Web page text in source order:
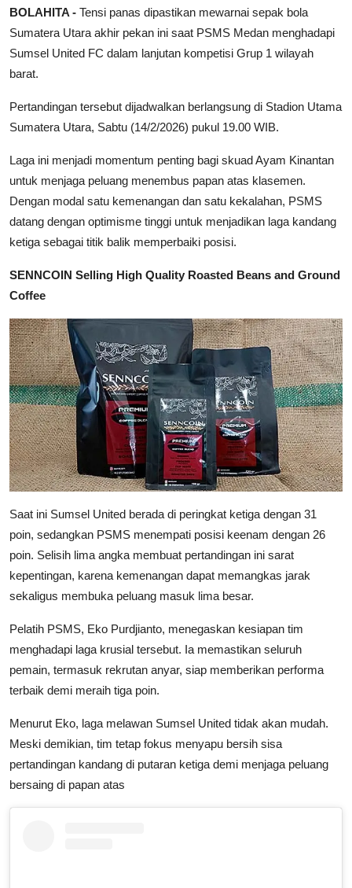
BOLAHITA - Tensi panas dipastikan mewarnai sepak bola
Sumatera Utara akhir pekan ini saat PSMS Medan menghadapi
Sumsel United FC dalam lanjutan kompetisi Grup 1 wilayah
barat.
Pertandingan tersebut dijadwalkan berlangsung di Stadion Utama
Sumatera Utara, Sabtu (14/2/2026) pukul 19.00 WIB.
Laga ini menjadi momentum penting bagi skuad Ayam Kinantan
untuk menjaga peluang menembus papan atas klasemen.
Dengan modal satu kemenangan dan satu kekalahan, PSMS
datang dengan optimisme tinggi untuk menjadikan laga kandang
ketiga sebagai titik balik memperbaiki posisi.
SENNCOIN Selling High Quality Roasted Beans and Ground
Coffee
Saat ini Sumsel United berada di peringkat ketiga dengan 31
poin, sedangkan PSMS menempati posisi keenam dengan 26
poin. Selisih lima angka membuat pertandingan ini sarat
kepentingan, karena kemenangan dapat memangkas jarak
sekaligus membuka peluang masuk lima besar.
Pelatih PSMS, Eko Purdjianto, menegaskan kesiapan tim
menghadapi laga krusial tersebut. Ia memastikan seluruh
pemain, termasuk rekrutan anyar, siap memberikan performa
terbaik demi meraih tiga poin.
Menurut Eko, laga melawan Sumsel United tidak akan mudah.
Meski demikian, tim tetap fokus menyapu bersih sisa
pertandingan kandang di putaran ketiga demi menjaga peluang
bersaing di papan atas